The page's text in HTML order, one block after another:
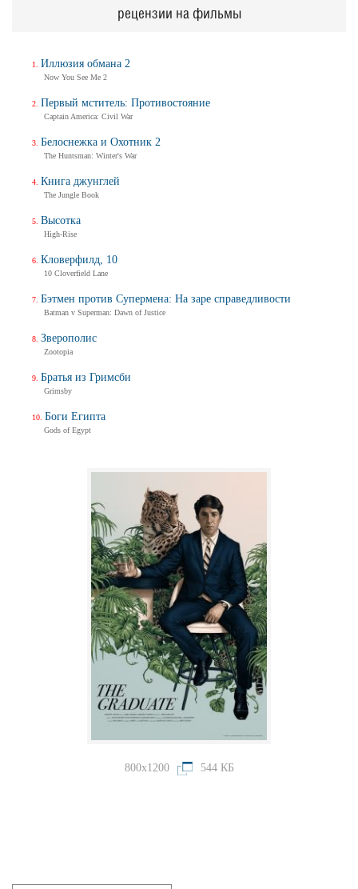
800x1200 544 КБ
рецензии на фильмы
Иллюзия обмана 2
Now You See Me 2
Первый мститель: Противостояние
Captain America: Civil War
Белоснежка и Охотник 2
The Huntsman: Winter's War
Книга джунглей
The Jungle Book
Высотка
High-Rise
Кловерфилд, 10
10 Cloverfield Lane
Бэтмен против Супермена: На заре справедливости
Batman v Superman: Dawn of Justice
Зверополис
Zootopia
Братья из Гримсби
Grimsby
Боги Египта
Gods of Egypt